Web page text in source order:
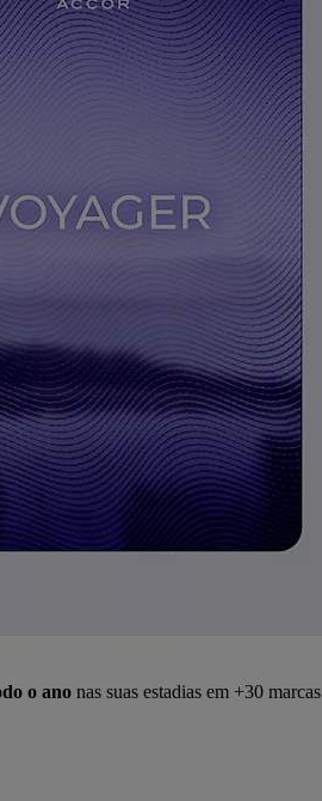
o ano nas suas estadias em +30 marcas